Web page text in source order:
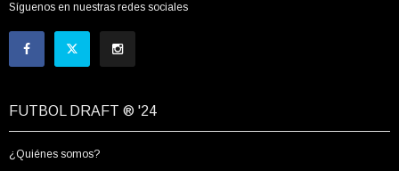
Síguenos en nuestras redes sociales
FUTBOL DRAFT ® '24
¿Quiénes somos?